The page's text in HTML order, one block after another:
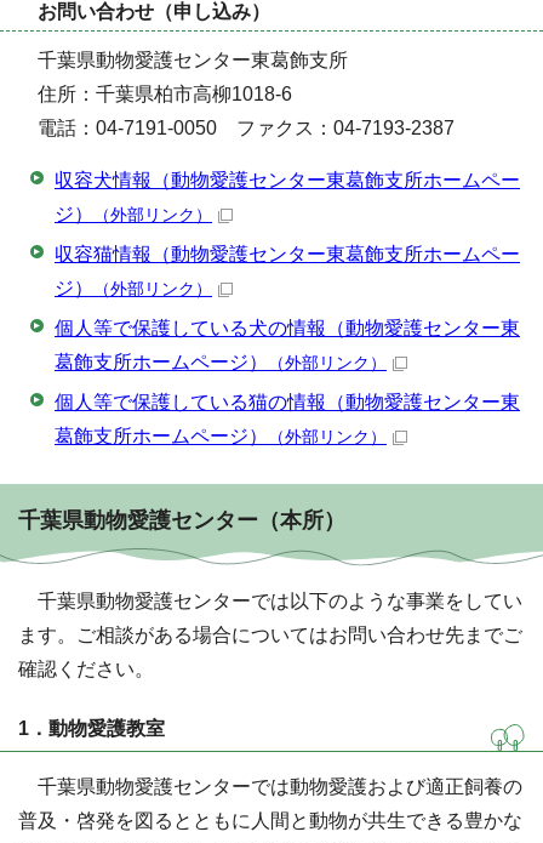
お問い合わせ（申し込み）
千葉県動物愛護センター東葛飾支所
住所：千葉県柏市高柳1018-6
電話：04-7191-0050 ファクス：04-7193-2387
収容犬情報（動物愛護センター東葛飾支所ホームペー
ジ）
（外部リンク）
収容猫情報（動物愛護センター東葛飾支所ホームペー
ジ）
（外部リンク）
個人等で保護している犬の情報（動物愛護センター東
葛飾支所ホームページ）
（外部リンク）
個人等で保護している猫の情報（動物愛護センター東
葛飾支所ホームページ）
（外部リンク）
千葉県動物愛護センター（本所）
千葉県動物愛護センターでは以下のような事業をしてい
ます。ご相談がある場合についてはお問い合わせ先までご
確認ください。
1．動物愛護教室
千葉県動物愛護センターでは動物愛護および適正飼養の
普及・啓発を図るとともに人間と動物が共生できる豊かな